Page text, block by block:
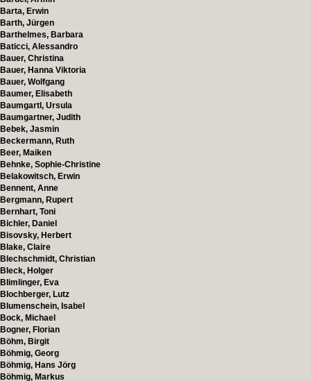
Barta, Erwin
Barth, Jürgen
Barthelmes, Barbara
Baticci, Alessandro
Bauer, Christina
Bauer, Hanna Viktoria
Bauer, Wolfgang
Baumer, Elisabeth
Baumgartl, Ursula
Baumgartner, Judith
Bebek, Jasmin
Beckermann, Ruth
Beer, Maiken
Behnke, Sophie-Christine
Belakowitsch, Erwin
Bennent, Anne
Bergmann, Rupert
Bernhart, Toni
Bichler, Daniel
Bisovsky, Herbert
Blake, Claire
Blechschmidt, Christian
Bleck, Holger
Blimlinger, Eva
Blochberger, Lutz
Blumenschein, Isabel
Bock, Michael
Bogner, Florian
Böhm, Birgit
Böhmig, Georg
Böhmig, Hans Jörg
Böhmig, Markus